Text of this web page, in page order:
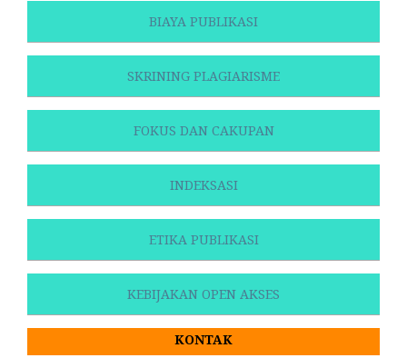
BIAYA PUBLIKASI
SKRINING PLAGIARISME
FOKUS DAN CAKUPAN
INDEKSASI
ETIKA PUBLIKASI
KEBIJAKAN OPEN AKSES
KONTAK